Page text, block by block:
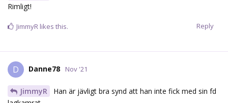
Rimligt!
Reply
JimmyR likes this.
D Danne78 Nov '21
JimmyR
Han är jävligt bra synd att han inte fick med sin fd